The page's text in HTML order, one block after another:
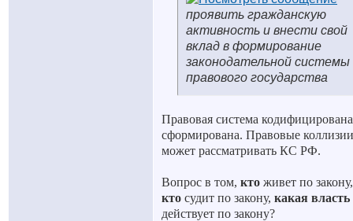
проявить гражданскую
активность и внести свой
вклад в формирование
законодательной системы
правового государства
Правовая система
сформирована. Правовые коллизии
может рассматривать КС РФ.
Вопрос в том, кто живет по закону,
кто судит по закону, какая власть
действует по закону?